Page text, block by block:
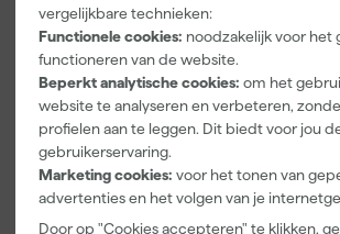
vergelijkbare technieken:
Functionele cookies: noodzakelijk voor het
functioneren van de website.
Beperkt analytische cookies: om het
website te analyseren en verbeteren,
profielen aan te leggen. Dit biedt voor jou
gebruikerservaring.
Marketing cookies: voor het tonen van
advertenties en het volgen van je
Door op "Cookies accepteren" te klikken,
Hoeveel verf moet ik kopen?
Je berekent hoeveel verf je nodig hebt door
delen door het rendement van deze verf. Het
deze verf is 8 m2 per liter. Dit is een
verbruikt meer verf als de ondergrond veel
zuigt of wanneer je over een donkere of volle